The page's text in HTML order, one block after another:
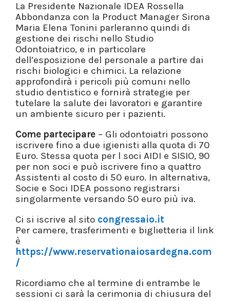
La Presidente Nazionale IDEA Rossella
Abbondanza con la Product Manager Sirona
Maria Elena Tonini parleranno quindi di
gestione dei rischi nello Studio
Odontoiatrico, e in particolare
dell’esposizione del personale a partire dai
rischi biologici e chimici. La relazione
approfondirà i pericoli più comuni nello
studio dentistico e fornirà strategie per
tutelare la salute dei lavoratori e garantire
un ambiente sicuro per i pazienti.
Come partecipare– Gli odontoiatri possono
iscrivere fino a due igienisti alla quota di 70
Euro. Stessa quota per l soci AIDI e SISIO, 90
per non soci e può iscrivere fino a quattro
Assistenti al costo di 50 euro. In alternativa,
Socie e Soci IDEA possono registrarsi
singolarmente versando 50 euro più iva.
Ci si iscrive al sito congressaio.it
Per camere, trasferimenti e biglietteria il link
è
https://www.reservationaiosardegna.com
/
Ricordiamo che al termine di entrambe le
sessioni ci sarà la cerimonia di chiusura del